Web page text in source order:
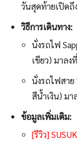
วันสุดท้ายเปิดถึ
วิธีการเดินทาง:
นั่งรถไฟ
เขียว) มาลง
นั่งรถไฟสาย
สีน้ำเงิน) ม
ข้อมูลเพิ่มเติม:
[รีวิว]